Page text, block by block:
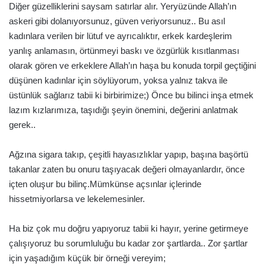
Diğer güzelliklerini saysam satırlar alır. Yeryüzünde Allah’ın
askeri gibi dolanıyorsunuz, güven veriyorsunuz.. Bu asıl
kadınlara verilen bir lütuf ve ayrıcalıktır, erkek kardeşlerim
yanlış anlamasın, örtünmeyi baskı ve özgürlük kısıtlanması
olarak gören ve erkeklere Allah’ın haşa bu konuda torpil geçtiğini
düşünen kadınlar için söylüyorum, yoksa yalnız takva ile
üstünlük sağlarız tabii ki birbirimize;) Önce bu bilinci inşa etmek
lazım kızlarımıza, taşıdığı şeyin önemini, değerini anlatmak
gerek..
Ağzına sigara takıp, çeşitli hayasızlıklar yapıp, başına başörtü
takanlar zaten bu onuru taşıyacak değeri olmayanlardır, önce
içten oluşur bu bilinç.Mümkünse açsınlar içlerinde
hissetmiyorlarsa ve lekelemesinler.
Ha biz çok mu doğru yapıyoruz tabii ki hayır, yerine getirmeye
çalışıyoruz bu sorumluluğu bu kadar zor şartlarda.. Zor şartlar
için yaşadığım küçük bir örneği vereyim;